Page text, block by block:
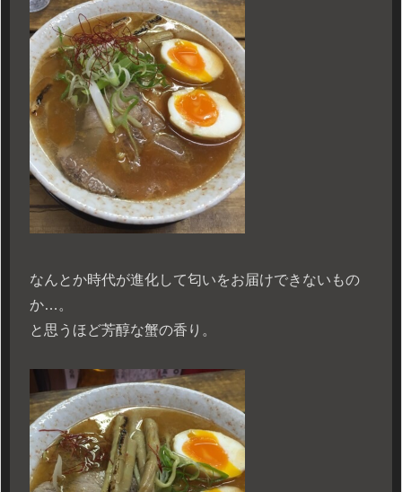
なんとか時代が進化して匂いをお届けできないもの
か…。
と思うほど芳醇な蟹の香り。